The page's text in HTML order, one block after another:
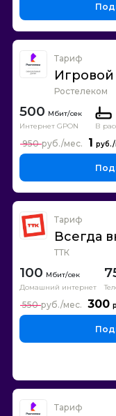
Тариф
Игровой
Ростелеком
500
Интернет GPON
В
1
950
Тариф
Всегда
ТТК
100
Домашний интернет
300
550
Тариф